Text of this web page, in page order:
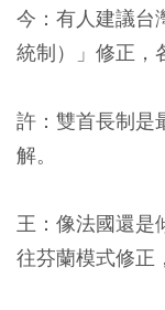
今：有人建議台
統制）」修正，
許：雙首長制是
解。
王：像法國還是
往芬蘭模式修正